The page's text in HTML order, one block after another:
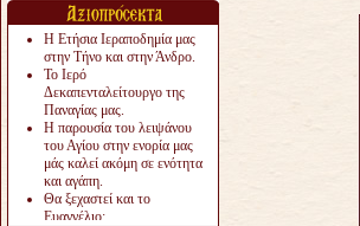
Η Ετήσια Ιεραποδημία μας
στην Τήνο και στην Άνδρο.
Το Ιερό
Δεκαπενταλείτουργο της
Παναγίας μας.
Η παρουσία του λειψάνου
του Αγίου στην ενορία μας
μάς καλεί ακόμη σε ενότητα
και αγάπη.
Θα ξεχαστεί και το
Ευαγγέλιο;